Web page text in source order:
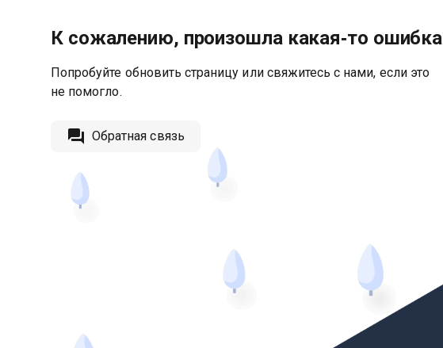
К сожалению, произошла какая‑то ошибка
Попробуйте обновить страницу или свяжитесь с нами, если это
не помогло.
Обратная связь